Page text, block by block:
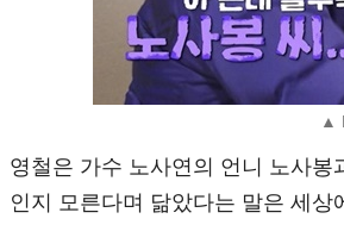
▲
영철은 가수 노사연의 언니 노사
인지 모른다며 닮았다는 말은 세